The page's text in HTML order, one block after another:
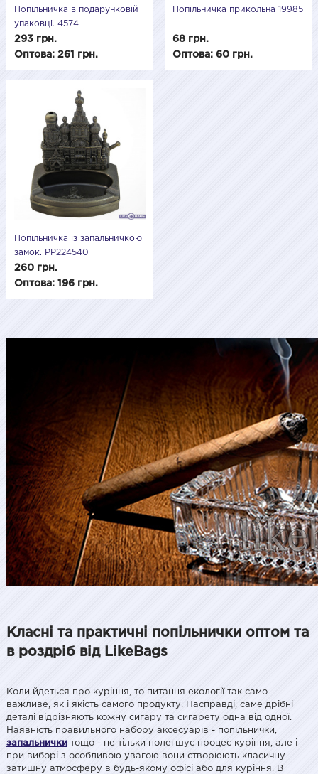
Попільничка в подарунковій
упаковці. 4574
293 грн.
Оптова: 261 грн.
Попільничка прикольна 19985
68 грн.
Оптова: 60 грн.
Попільничка із запальничкою
замок. PP224540
260 грн.
Оптова: 196 грн.
Класні та практичні попільнички оптом та
в роздріб від LikeBags
Коли йдеться про куріння, то питання екології так само
важливе, як і якість самого продукту. Насправді, саме дрібні
деталі відрізняють кожну сигару та сигарету одна від одної.
Наявність правильного набору аксесуарів - попільнички,
запальнички тощо - не тільки полегшує процес куріння, але і
при виборі з особливою увагою вони створюють класичну
затишну атмосферу в будь-якому офісі або для куріння. В